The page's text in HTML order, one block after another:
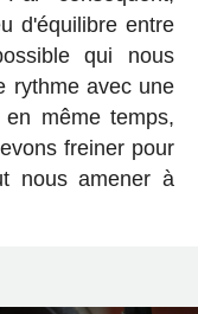
d'équilibre entre
qui nous
rythme avec une
même temps,
freiner pour
nous amener à